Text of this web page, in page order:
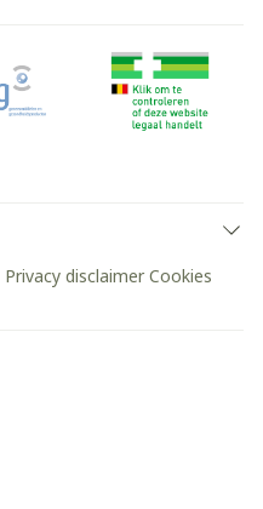
Privacy disclaimer Cookies